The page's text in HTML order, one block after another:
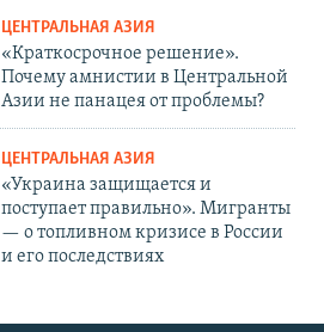
ЦЕНТРАЛЬНАЯ АЗИЯ
«Краткосрочное решение».
Почему амнистии в Центральной
Азии не панацея от проблемы?
ЦЕНТРАЛЬНАЯ АЗИЯ
«Украина защищается и
поступает правильно». Мигранты
— о топливном кризисе в России
и его последствиях